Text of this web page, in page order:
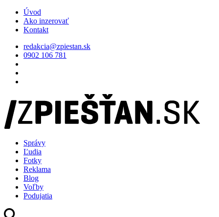
Úvod
Ako inzerovať
Kontakt
redakcia@zpiestan.sk
0902 106 781
Správy
Ľudia
Fotky
Reklama
Blog
Voľby
Podujatia